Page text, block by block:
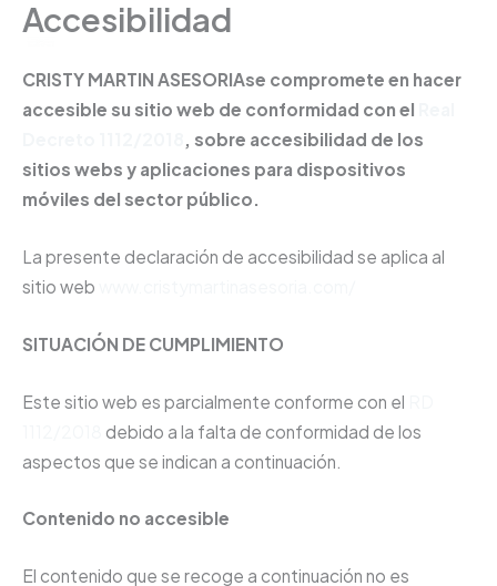
contenido
Cristy Martín Asesoría
Accesibilidad
CRISTY MARTIN ASESORIAse compromete en hacer
accesible su sitio web de conformidad con el
, sobre accesibilidad de los
sitios webs y aplicaciones para dispositivos
móviles del sector público.
La presente declaración de accesibilidad se aplica al
sitio web
SITUACIÓN DE CUMPLIMIENTO
Este sitio web es parcialmente conforme con el
debido a la falta de conformidad de los
aspectos que se indican a continuación.
Contenido no accesible
El contenido que se recoge a continuación no es